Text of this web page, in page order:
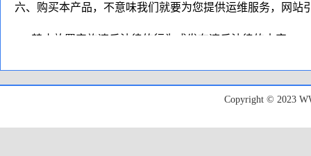
六、购买本产品，不意味我们就要为您提供运维服务，网站
1、禁止放置实施违反法律的行为或发布违反法律的内容；
4、禁止滥用系统资源、极度消耗服务器资源、硬盘I/O/带宽
Copyright © 2023